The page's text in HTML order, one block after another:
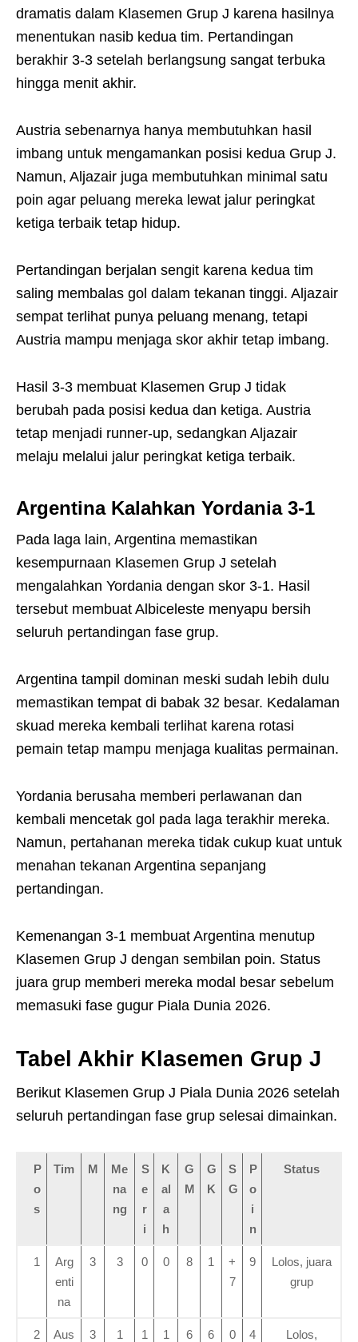
dramatis dalam Klasemen Grup J karena hasilnya
menentukan nasib kedua tim. Pertandingan
berakhir 3-3 setelah berlangsung sangat terbuka
hingga menit akhir.
Austria sebenarnya hanya membutuhkan hasil
imbang untuk mengamankan posisi kedua Grup J.
Namun, Aljazair juga membutuhkan minimal satu
poin agar peluang mereka lewat jalur peringkat
ketiga terbaik tetap hidup.
Pertandingan berjalan sengit karena kedua tim
saling membalas gol dalam tekanan tinggi. Aljazair
sempat terlihat punya peluang menang, tetapi
Austria mampu menjaga skor akhir tetap imbang.
Hasil 3-3 membuat Klasemen Grup J tidak
berubah pada posisi kedua dan ketiga. Austria
tetap menjadi runner-up, sedangkan Aljazair
melaju melalui jalur peringkat ketiga terbaik.
Argentina Kalahkan Yordania 3-1
Pada laga lain, Argentina memastikan
kesempurnaan Klasemen Grup J setelah
mengalahkan Yordania dengan skor 3-1. Hasil
tersebut membuat Albiceleste menyapu bersih
seluruh pertandingan fase grup.
Argentina tampil dominan meski sudah lebih dulu
memastikan tempat di babak 32 besar. Kedalaman
skuad mereka kembali terlihat karena rotasi
pemain tetap mampu menjaga kualitas permainan.
Yordania berusaha memberi perlawanan dan
kembali mencetak gol pada laga terakhir mereka.
Namun, pertahanan mereka tidak cukup kuat untuk
menahan tekanan Argentina sepanjang
pertandingan.
Kemenangan 3-1 membuat Argentina menutup
Klasemen Grup J dengan sembilan poin. Status
juara grup memberi mereka modal besar sebelum
memasuki fase gugur Piala Dunia 2026.
Tabel Akhir Klasemen Grup J
Berikut Klasemen Grup J Piala Dunia 2026 setelah
seluruh pertandingan fase grup selesai dimainkan.
P
o
s
Tim M
Me
na
ng
S
e
r
i
K
al
a
h
G
M
G
K
S
G
P
o
i
n
Status
1
Arg
enti
na
3 3 0 0 8 1
+
7
9
Lolos, juara
grup
2 Aus 3 1 1 1 6 6 0 4 Lolos,